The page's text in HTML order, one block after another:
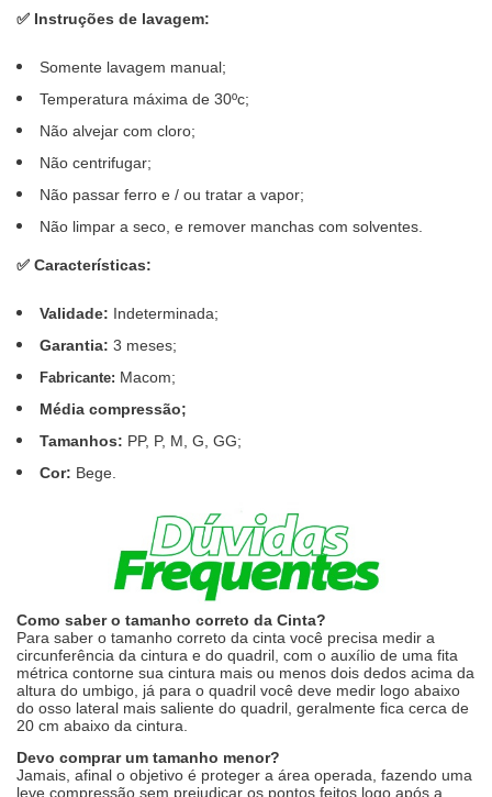
✅ Instruções de lavagem:
Somente lavagem manual;
Temperatura máxima de 30ºc;
Não alvejar com cloro;
Não centrifugar;
Não passar ferro e / ou tratar a vapor;
Não limpar a seco, e remover manchas com solventes.
✅ Características:
Validade: Indeterminada;
Garantia: 3 meses;
Fabricante: Macom;
Média compressão;
Tamanhos: PP, P, M, G, GG;
Cor: Bege.
Como saber o tamanho correto da Cinta?
Para saber o tamanho correto da cinta você precisa medir a
circunferência da cintura e do quadril, com o auxílio de uma fita
métrica contorne sua cintura mais ou menos dois dedos acima da
altura do umbigo, já para o quadril você deve medir logo abaixo
do osso lateral mais saliente do quadril, geralmente fica cerca de
20 cm abaixo da cintura.
Devo comprar um tamanho menor?
Jamais, afinal o objetivo é proteger a área operada, fazendo uma
leve compressão sem prejudicar os pontos feitos logo após a